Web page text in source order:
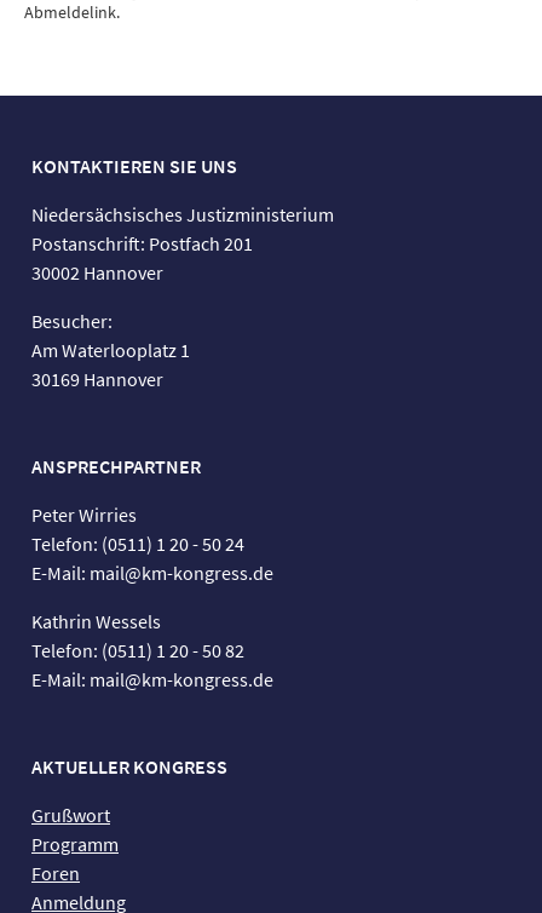
Abmeldelink.
KONTAKTIEREN SIE UNS
Niedersächsisches Justizministerium
Postanschrift: Postfach 201
30002 Hannover
Besucher:
Am Waterlooplatz 1
30169 Hannover
ANSPRECHPARTNER
Peter Wirries
Telefon: (0511) 1 20 - 50 24
E-Mail: mail@km-kongress.de
Kathrin Wessels
Telefon: (0511) 1 20 - 50 82
E-Mail: mail@km-kongress.de
AKTUELLER KONGRESS
Grußwort
Programm
Foren
Anmeldung